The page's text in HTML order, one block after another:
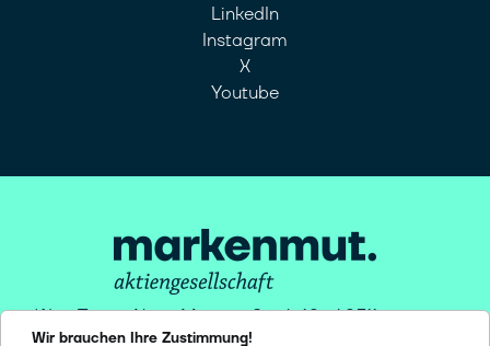
LinkedIn
Instagram
X
Youtube
Winx Tower, Neue Mainzer Str. 6-10 . 60311
Wir brauchen Ihre Zustimmung!